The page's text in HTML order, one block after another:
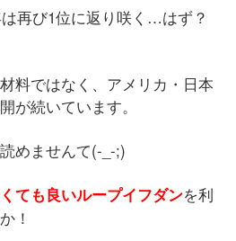
再び1位に返り咲く…はず？
料ではなく、アメリカ・日本
が続いています。
めませんて(-_-;)
ても良いループイフダンを利
！